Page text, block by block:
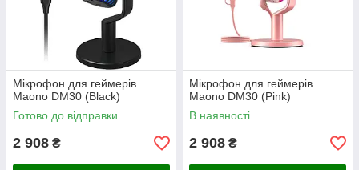
Мікрофон для геймерів
Maono DM30 (Black)
Готово до відправки
2 908 ₴
Мікрофон для геймерів
Maono DM30 (Pink)
В наявності
2 908 ₴